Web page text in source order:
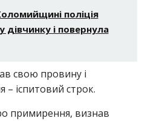
поліція
дівчинку і повернула
свою провину і
– іспитовий строк.
примирення, визнав